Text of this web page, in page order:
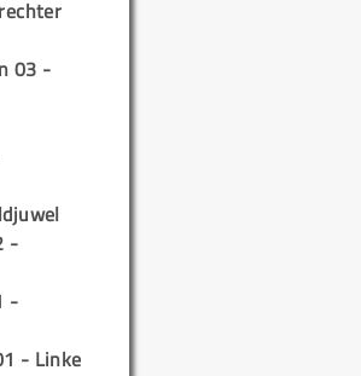
03 -
-
-
- Linke